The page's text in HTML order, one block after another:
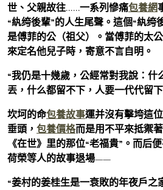
世、父親故往……一系列慘痛包養網
“紈绔後輩”的人生尾聲。這個“紈绔
是傅菲的公（祖父）。當傅菲的太
來定名他兒子時，寄意不言自明。
“我仍是十幾歲，公經常對我說：什
丟，什么都留不下，人要一代代留
坎坷的命包養故事運并沒有擊垮這
垂頭， 包養價格而是用不平來抵禦
《在世》里的那位“老福貴”。而后
荷榮等人的故事退場——
“姜村的姜桂生是一衰敗的年夜戶之